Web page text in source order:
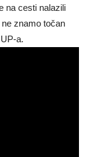
na cesti nalazili
znamo točan
a.